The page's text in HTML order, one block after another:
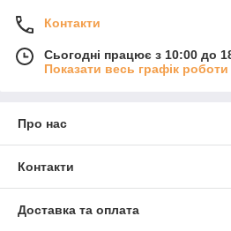
Контакти
Сьогодні працює з 10:00 до
Показати весь графік роботи
Про нас
Контакти
Доставка та оплата